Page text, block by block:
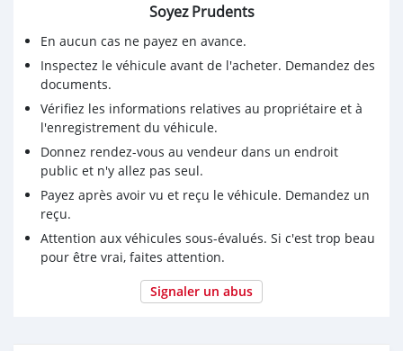
Soyez Prudents
En aucun cas ne payez en avance.
Inspectez le véhicule avant de l'acheter. Demandez des
documents.
Vérifiez les informations relatives au propriétaire et à
l'enregistrement du véhicule.
Donnez rendez-vous au vendeur dans un endroit
public et n'y allez pas seul.
Payez après avoir vu et reçu le véhicule. Demandez un
reçu.
Attention aux véhicules sous-évalués. Si c'est trop beau
pour être vrai, faites attention.
Signaler un abus